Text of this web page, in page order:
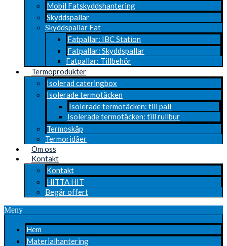
Mobil Fatskyddshantering
Skyddspallar
Skyddspallar Fat
Fatpallar: IBC Station
Fatpallar: Skyddspallar
Fatpallar: Tillbehör
Termoprodukter
Isolerad cateringbox
Isolerade termotäcken
Isolerade termotäcken: till pall
Isolerade termotäcken: till rullbur
Termoskåp
Termoridåer
Om oss
Kontakt
Kontakt
HITTA HIT
Begär offert
Meny
Hem
Materialhantering